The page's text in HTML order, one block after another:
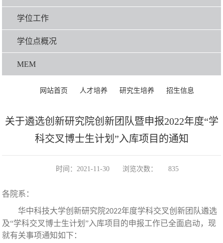
学位工作
学位点概况
MEM
网站首页 人才培养 研究生培养 招生信息
关于遴选创新研究院创新团队暨申报2022年度“学
科交叉博士生计划”入库项目的通知
时间：2021-11-30 浏览次数： 835
各院系：
华中科技大学创新研究院2022年度学科交叉创新团队遴选
及“学科交叉博士生计划”入库项目的申报工作已全面启动，现
就有关事项通知如下：